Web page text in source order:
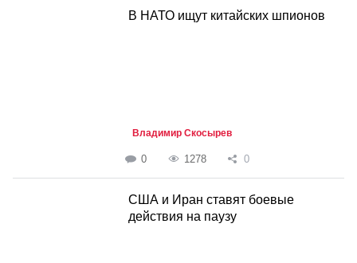
В НАТО ищут китайских шпионов
Владимир Скосырев
0 1278 0
США и Иран ставят боевые
действия на паузу